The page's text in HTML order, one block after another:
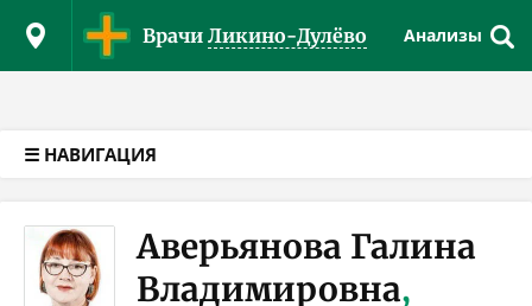
Врачи Ликино-Дулёво Анализы
☰ НАВИГАЦИЯ
Аверьянова Галина
Владимировна,